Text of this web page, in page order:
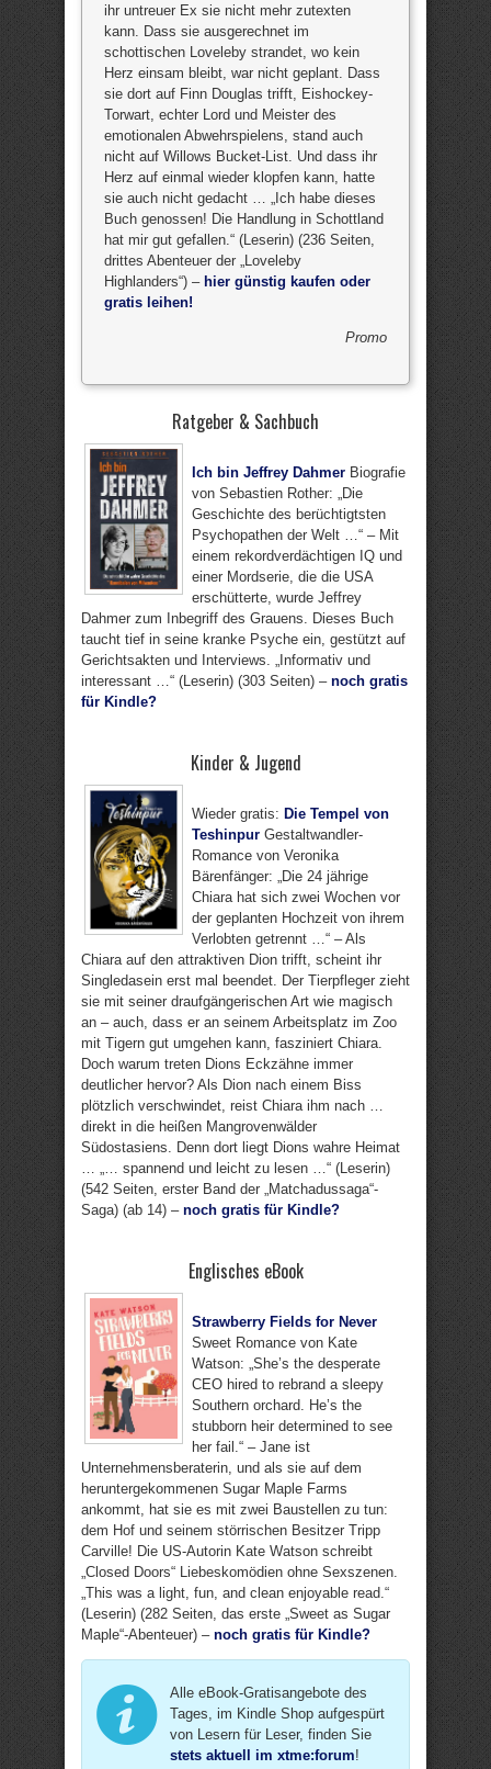
ihr untreuer Ex sie nicht mehr zutexten
kann. Dass sie ausgerechnet im
schottischen Loveleby strandet, wo kein
Herz einsam bleibt, war nicht geplant. Dass
sie dort auf Finn Douglas trifft, Eishockey-
Torwart, echter Lord und Meister des
emotionalen Abwehrspielens, stand auch
nicht auf Willows Bucket-List. Und dass ihr
Herz auf einmal wieder klopfen kann, hatte
sie auch nicht gedacht … „Ich habe dieses
Buch genossen! Die Handlung in Schottland
hat mir gut gefallen.“ (Leserin) (236 Seiten,
drittes Abenteuer der „Loveleby
Highlanders“) – hier günstig kaufen oder
gratis leihen!
Promo
Ratgeber & Sachbuch
Ich bin Jeffrey Dahmer Biografie
von Sebastien Rother: „Die
Geschichte des berüchtigtsten
Psychopathen der Welt …“ – Mit
einem rekordverdächtigen IQ und
einer Mordserie, die die USA
erschütterte, wurde Jeffrey
Dahmer zum Inbegriff des Grauens. Dieses Buch
taucht tief in seine kranke Psyche ein, gestützt auf
Gerichtsakten und Interviews. „Informativ und
interessant …“ (Leserin) (303 Seiten) – noch gratis
für Kindle?
Kinder & Jugend
Wieder gratis: Die Tempel von
Teshinpur Gestaltwandler-
Romance von Veronika
Bärenfänger: „Die 24 jährige
Chiara hat sich zwei Wochen vor
der geplanten Hochzeit von ihrem
Verlobten getrennt …“ – Als
Chiara auf den attraktiven Dion trifft, scheint ihr
Singledasein erst mal beendet. Der Tierpfleger zieht
sie mit seiner draufgängerischen Art wie magisch
an – auch, dass er an seinem Arbeitsplatz im Zoo
mit Tigern gut umgehen kann, fasziniert Chiara.
Doch warum treten Dions Eckzähne immer
deutlicher hervor? Als Dion nach einem Biss
plötzlich verschwindet, reist Chiara ihm nach …
direkt in die heißen Mangrovenwälder
Südostasiens. Denn dort liegt Dions wahre Heimat
… „… spannend und leicht zu lesen …“ (Leserin)
(542 Seiten, erster Band der „Matchadussaga“-
Saga) (ab 14) – noch gratis für Kindle?
Englisches eBook
Strawberry Fields for Never
Sweet Romance von Kate
Watson: „She’s the desperate
CEO hired to rebrand a sleepy
Southern orchard. He’s the
stubborn heir determined to see
her fail.“ – Jane ist
Unternehmensberaterin, und als sie auf dem
heruntergekommenen Sugar Maple Farms
ankommt, hat sie es mit zwei Baustellen zu tun:
dem Hof und seinem störrischen Besitzer Tripp
Carville! Die US-Autorin Kate Watson schreibt
„Closed Doors“ Liebeskomödien ohne Sexszenen.
„This was a light, fun, and clean enjoyable read.“
(Leserin) (282 Seiten, das erste „Sweet as Sugar
Maple“-Abenteuer) – noch gratis für Kindle?
Alle eBook-Gratisangebote des
Tages, im Kindle Shop aufgespürt
von Lesern für Leser, finden Sie
stets aktuell im xtme:forum!